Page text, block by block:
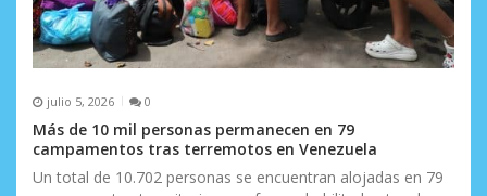
julio 5, 2026 0
Más de 10 mil personas permanecen en 79
campamentos tras terremotos en Venezuela
Un total de 10.702 personas se encuentran alojadas en 79